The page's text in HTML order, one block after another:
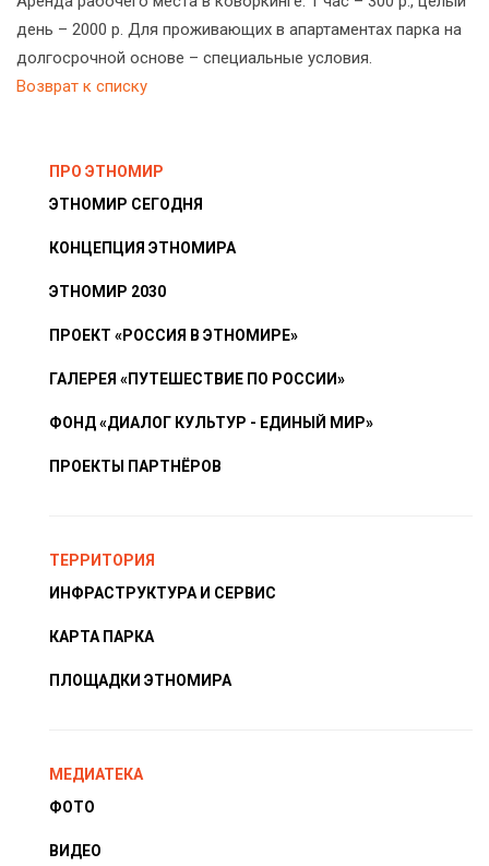
день – 2000 р. Для проживающих в апартаментах парка на
долгосрочной основе – специальные условия.
Возврат к списку
ПРО ЭТНОМИР
ЭТНОМИР СЕГОДНЯ
КОНЦЕПЦИЯ ЭТНОМИРА
ЭТНОМИР 2030
ПРОЕКТ «РОССИЯ В ЭТНОМИРЕ»
ГАЛЕРЕЯ «ПУТЕШЕСТВИЕ ПО РОССИИ»
ФОНД «ДИАЛОГ КУЛЬТУР - ЕДИНЫЙ МИР»
ПРОЕКТЫ ПАРТНЁРОВ
ТЕРРИТОРИЯ
ИНФРАСТРУКТУРА И СЕРВИС
КАРТА ПАРКА
ПЛОЩАДКИ ЭТНОМИРА
МЕДИАТЕКА
ФОТО
ВИДЕО